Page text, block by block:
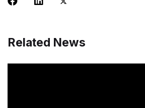
Related News